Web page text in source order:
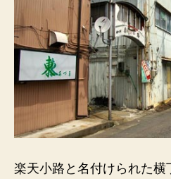
裏
側
に
店
名
へ
の
楽天小路と名付けられた横